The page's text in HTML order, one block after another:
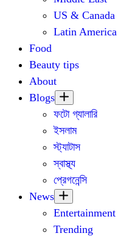
US & Canada
Latin America
Food
Beauty tips
About
Blogs
ফটো গ্যালারি
ইসলাম
স্ট্যাটাস
স্বাস্থ্য
প্রেগনেন্সি
News
Entertainment
Trending